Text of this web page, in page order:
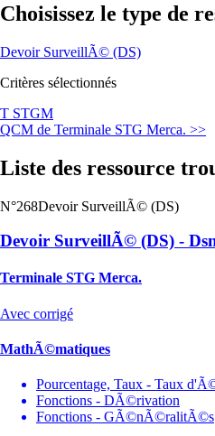
Choisissez le type de
Devoir SurveillÃ© (DS)
Critères sélectionnés
T STGM
QCM de Terminale STG Merca. >>
Liste des ressource
N°268Devoir SurveillÃ© (DS)
Devoir SurveillÃ© (DS) -
Terminale STG Merca.
Avec corrigé
MathÃ©matiques
Pourcentage, Taux - Taux
Fonctions - DÃ©rivation
Fonctions - GÃ©nÃ©ralitÃ©s